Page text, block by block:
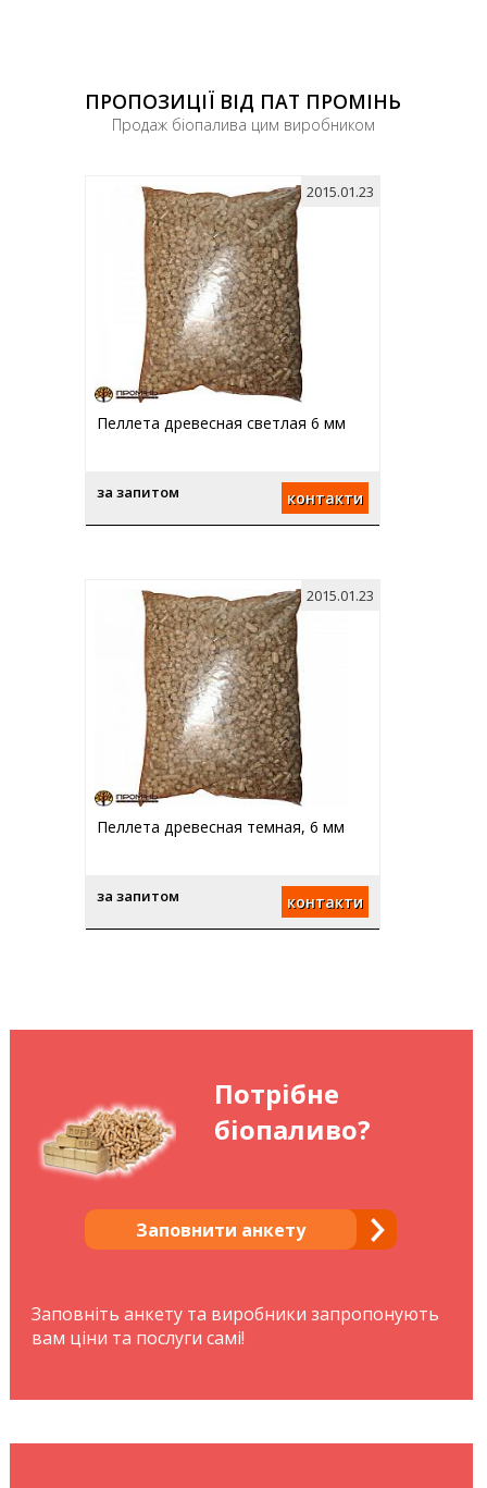
ПРОПОЗИЦІЇ ВІД ПАТ ПРОМІНЬ
Продаж біопалива цим виробником
Пеллета древесная светлая 6 мм
за запитом контакти
2015.01.23
Пеллета древесная темная, 6 мм
за запитом контакти
2015.01.23
Потрібне
біопаливо?
Заповнити анкету
Заповніть анкету та виробники запропонують
вам ціни та послуги самі!